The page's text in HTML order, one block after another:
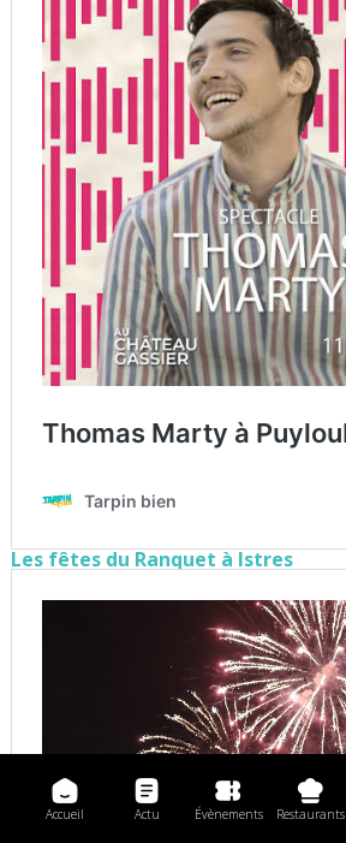
Les fêtes du Ranquet à Istres
Accueil Actu Évènements Restaurants